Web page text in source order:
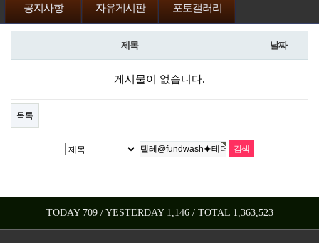
공지사항 자유게시판 포토갤러리
제목 날짜
게시물이 없습니다.
목록
TODAY 709 / YESTERDAY 1,146 / TOTAL 1,363,523